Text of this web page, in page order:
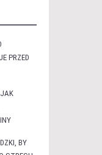
PRZED
BY